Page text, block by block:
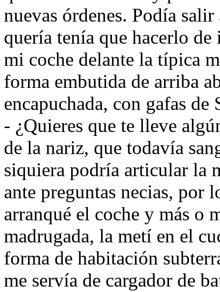
nuevas órdenes. Podía
quería tenía que hacerlo
mi coche delante la típica
forma embutida de arriba
encapuchada, con gafas
- ¿Quieres que te lleve
de la nariz, que todavía
siquiera podría articular la
ante preguntas necias, por
arranqué el coche y más o
madrugada, la metí en el
forma de habitación
me servía de cargador de